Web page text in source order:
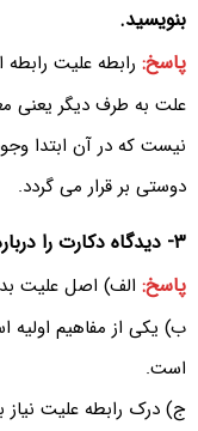
بنویسید.
پاسخ: رابطه علیت
علت به طرف دیگر یعنی
نیست که در آن ابتدا
دوستی بر قرار می گردد.
۳- دیدگاه دکارت را درباره ی رابطه علیت بنویسید.
پاسخ: الف) اصل علیت
ب) یکی از مفاهیم
است.
ج) درک رابطه علیت نیاز